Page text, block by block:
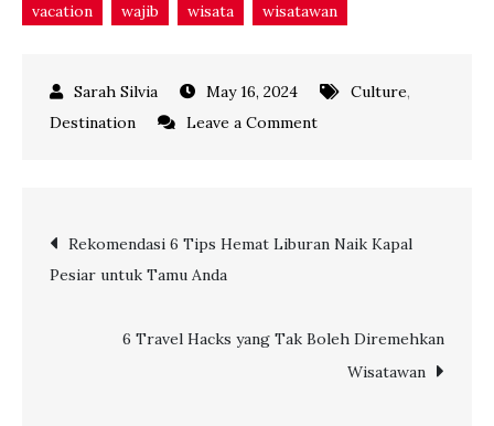
vacation
wajib wisata wisatawan
May 16, 2024 Culture,
Destination
Leave a Commenton
Wisata
Indonesia
Post
Rekomendasi 6 Tips Hemat Liburan Naik Kapal
Pesiar untuk Tamu Anda
6 Travel Hacks yang Tak Boleh Diremehkan
Wisatawan